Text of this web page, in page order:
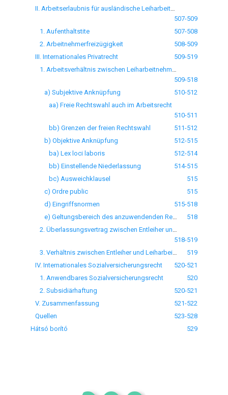
507-509
1. Aufenthaltstite
507-508
2. Arbeitnehmerfreizügigkeit
508-509
III. Internationales Privatrecht
509-519
509-518
a) Subjektive Anknüpfung
510-512
aa) Freie Rechtswahl auch im Arbeitsrecht
510-511
bb) Grenzen der freien Rechtswahl
511-512
b) Objektive Anknüpfung
512-515
ba) Lex loci laboris
512-514
bb) Einstellende Niederlassung
514-515
bc) Ausweichklausel
515
c) Ordre public
515
d) Eingriffsnormen
515-518
518
518-519
519
IV. Internationales Sozialversicherungsrecht
520-521
1. Anwendbares Sozialversicherungsrecht
520
2. Subsidiärhaftung
520-521
V. Zusammenfassung
521-522
Quellen
523-528
Hátsó borító
529